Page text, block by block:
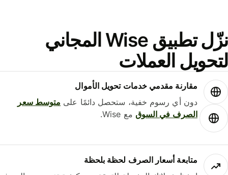
نزّل تطبيق Wise المجاني
العملات
مقارنة مقدمي خدمات تحويل الأموال
دون أي رسوم خفية، ستحصل دائمًا علىمتوسط ​​سعر
الصرف في السوقمع Wise.
متابعة أسعار الصرف لحظة بلحظة